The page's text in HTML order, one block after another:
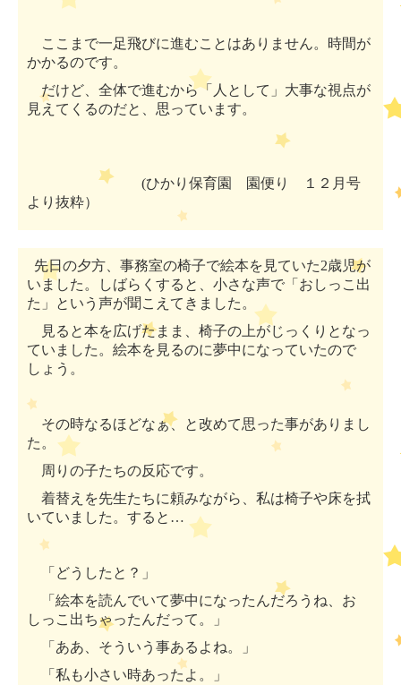
ここまで一足飛びに進むことはありません。時間が
かかるのです。
だけど、全体で進むから「人として」大事な視点が
見えてくるのだと、思っています。
(ひかり保育園 園便り １２月号
より抜粋）
先日の夕方、事務室の椅子で絵本を見ていた2歳児が
いました。しばらくすると、小さな声で「おしっこ出
た」という声が聞こえてきました。
見ると本を広げたまま、椅子の上がじっくりとなっ
ていました。絵本を見るのに夢中になっていたので
しょう。
その時なるほどなぁ、と改めて思った事がありまし
た。
周りの子たちの反応です。
着替えを先生たちに頼みながら、私は椅子や床を拭
いていました。すると…
「どうしたと？」
「絵本を読んでいて夢中になったんだろうね、お
しっこ出ちゃったんだって。」
「ああ、そういう事あるよね。」
「私も小さい時あったよ。」